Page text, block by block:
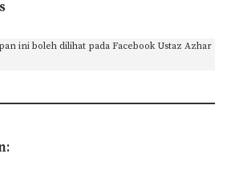
ini boleh dilihat pada Facebook Ustaz Azhar